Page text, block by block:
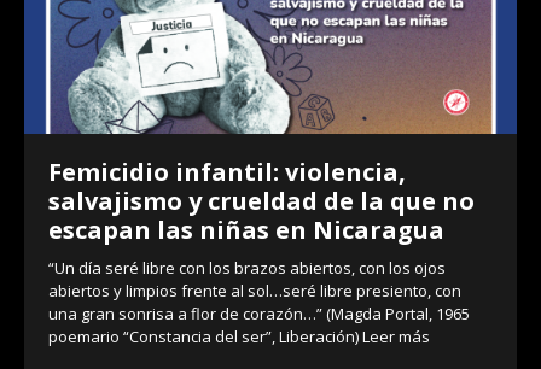
Femicidio infantil: violencia,
salvajismo y crueldad de la que no
escapan las niñas en Nicaragua
“Un día seré libre con los brazos abiertos, con los ojos
abiertos y limpios frente al sol…seré libre presiento, con
una gran sonrisa a flor de corazón…” (Magda Portal, 1965
poemario “Constancia del ser”, Liberación)Leer más